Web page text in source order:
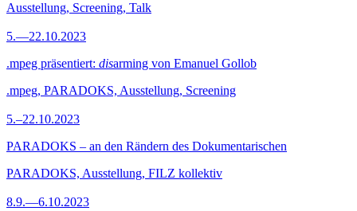
Ausstellung, Screening, Talk
5.—22.10.2023
.mpeg präsentiert: disarming von Emanuel Gollob
.mpeg, PARADOKS, Ausstellung, Screening
5.–22.10.2023
PARADOKS – an den Rändern des Dokumentarischen
PARADOKS, Ausstellung, FILZ kollektiv
8.9.—6.10.2023